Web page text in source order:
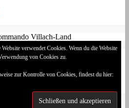
Villach-Land
Kärnten
Villach-Land.
verwendet Cookies. Wenn du die Website
von Cookies zu.
zur Kontrolle von Cookies, findest du hier: